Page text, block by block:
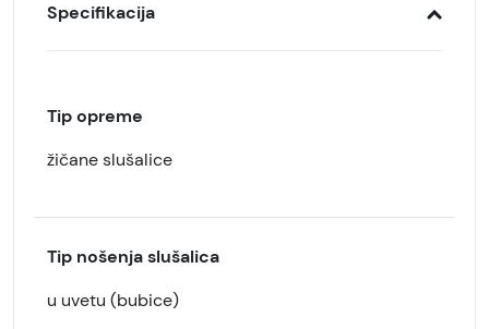
Specifikacija
Tip opreme
žičane slušalice
Tip nošenja slušalica
u uvetu (bubice)